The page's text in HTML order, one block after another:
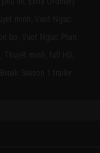
minh, Vuot Nguc:
bo, Vuot Nguc: Phan
minh, full HD,
Season 1 trailer